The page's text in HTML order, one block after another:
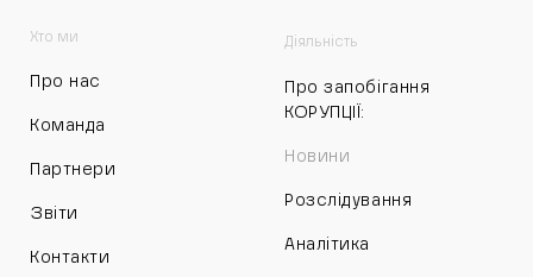
Хто ми
Про нас
Команда
Партнери
Звіти
Контакти
Діяльність
Про запобігання
КОРУПЦІЇ:
Новини
Розслідування
Аналітика